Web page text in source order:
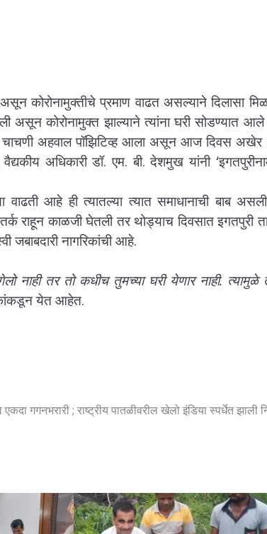
कोरोनामुक्तीचे प्रमाण वाढत असल्याने दिलासा
कोरोनामुक्त झाल्याने त्यांना घरी सोडण्यात
चाचणी अहवाल पॉझिटिव्ह आला असून आज दिवस
अधिकारी डॉ. एम. बी. देशमुख यांनी
वाढती आहे ही त्यातल्या त्यात समाधानाची बाब
राहून काळजी घेतली तर थोड्याच दिवसात इगतपुरी
जबाबदारी नागरिकांची आहे.
तर तो कधीच तुमच्या घरी येणार नाही. त्यामुळे
येत आहेत.
गगनभरारी ; राष्ट्रीय पातळीवरील खेलो इंडिया स्पर्धेत झाली